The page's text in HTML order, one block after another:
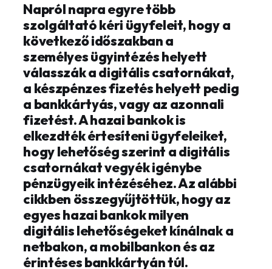
Napról napra egyre több
szolgáltató kéri ügyfeleit, hogy a
következő időszakban a
személyes ügyintézés helyett
válasszák a digitális csatornákat,
a készpénzes fizetés helyett pedig
a bankkártyás, vagy az azonnali
fizetést. A hazai bankok is
elkezdték értesíteni ügyfeleiket,
hogy lehetőség szerint a digitális
csatornákat vegyék igénybe
pénzügyeik intézéséhez. Az alábbi
cikkben összegyűjtöttük, hogy az
egyes hazai bankok milyen
digitális lehetőségeket kínálnak a
netbakon, a mobilbankon és az
érintéses bankkártyán túl.